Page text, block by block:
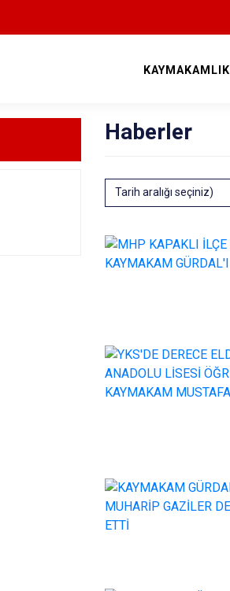
KAYMAKAMLIK
Haberler
Tarih aralığı seçiniz)